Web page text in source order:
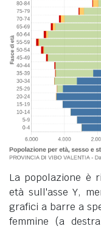
La popolazione è
età sull'asse Y,
grafici a barre a
femmine (a